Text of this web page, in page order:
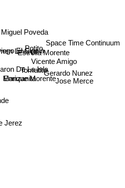
De La Isla
El Cigala
Tomatito
Potito
Miguel Poveda
Manzanita
Linares
Enrique Morente
Estrella Morente
Vicente Amigo
Jerez
Jose Merce
Gerardo Nunez
Space Time Continuum